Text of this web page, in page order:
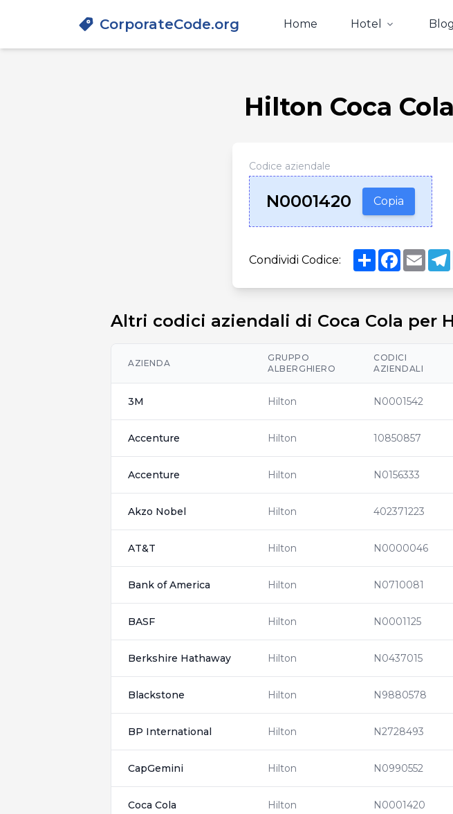
CorporateCode.org Home Hotel Blog
Hilton Coca
Codice aziendale
N0001420 Copia
Condividi Codice: Share
Altri codici aziendali di Coca Cola per
AZIENDA
GRUPPO
ALBERGHIERO
CODICI
AZIENDALI
3M Hilton N0001542
Accenture Hilton 10850857
Accenture Hilton N0156333
Akzo Nobel Hilton 402371223
AT&T Hilton N0000046
Bank of America Hilton N0710081
BASF Hilton N0001125
Berkshire Hathaway Hilton N0437015
Blackstone Hilton N9880578
BP International Hilton N2728493
CapGemini Hilton N0990552
Coca Cola Hilton N0001420